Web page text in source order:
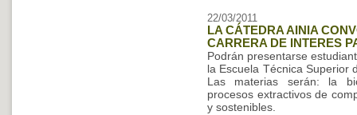
22/03/2011
LA CÁTEDRA AINIA
CARRERA DE INTERES
Podrán presentarse
la Escuela Técnica Superior
Las materias serán: la
procesos extractivos de
y sostenibles.